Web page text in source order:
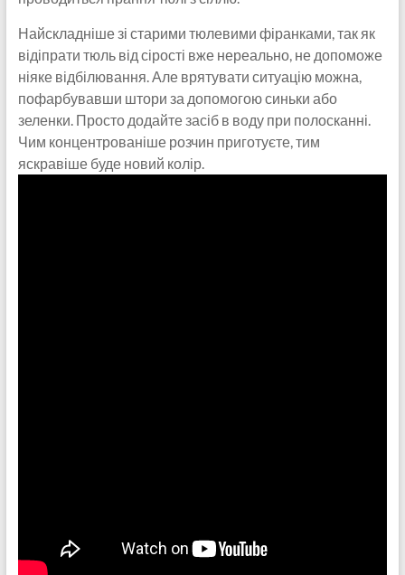
Найскладніше зі старими тюлевими фіранками, так як
відіпрати тюль від сірості вже нереально, не допоможе
ніяке відбілювання. Але врятувати ситуацію можна,
пофарбувавши штори за допомогою синьки або
зеленки. Просто додайте засіб в воду при полосканні.
Чим концентрованіше розчин приготуєте, тим
яскравіше буде новий колір.